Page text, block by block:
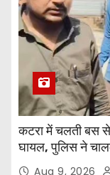
कटरा में चलती बस
घायल, पुलिस ने
लियाAug 9, 2026